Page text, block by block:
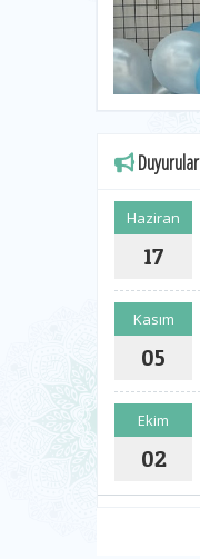
Duyurular
Haziran
17
Kasım
05
Ekim
02